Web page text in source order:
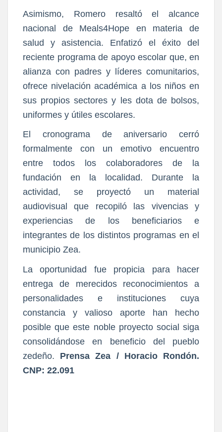
Asimismo, Romero resaltó el alcance
nacional de Meals4Hope en materia de
salud y asistencia. Enfatizó el éxito del
reciente programa de apoyo escolar que, en
alianza con padres y líderes comunitarios,
ofrece nivelación académica a los niños en
sus propios sectores y les dota de bolsos,
uniformes y útiles escolares.
El cronograma de aniversario cerró
formalmente con un emotivo encuentro
entre todos los colaboradores de la
fundación en la localidad. Durante la
actividad, se proyectó un material
audiovisual que recopiló las vivencias y
experiencias de los beneficiarios e
integrantes de los distintos programas en el
municipio Zea.
La oportunidad fue propicia para hacer
entrega de merecidos reconocimientos a
personalidades e instituciones cuya
constancia y valioso aporte han hecho
posible que este noble proyecto social siga
consolidándose en beneficio del pueblo
zedeño. Prensa Zea / Horacio Rondón.
CNP: 22.091